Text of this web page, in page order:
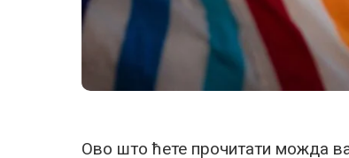
Ово што ћете прочитати можда